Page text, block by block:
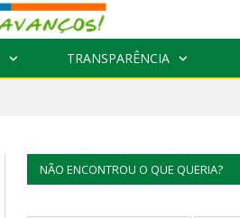
TRANSPARÊNCIA
NÃO ENCONTROU O QUE QUERIA?